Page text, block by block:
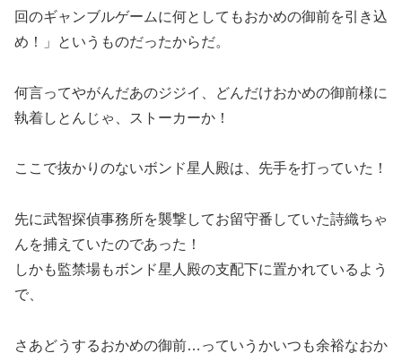
回のギャンブルゲームに何としてもおかめの御前を引き込
め！」というものだったからだ。
何言ってやがんだあのジジイ、どんだけおかめの御前様に
執着しとんじゃ、ストーカーか！
ここで抜かりのないボンド星人殿は、先手を打っていた！
先に武智探偵事務所を襲撃してお留守番していた詩織ちゃ
んを捕えていたのであった！
しかも監禁場もボンド星人殿の支配下に置かれているよう
で、
さあどうするおかめの御前…っていうかいつも余裕なおか